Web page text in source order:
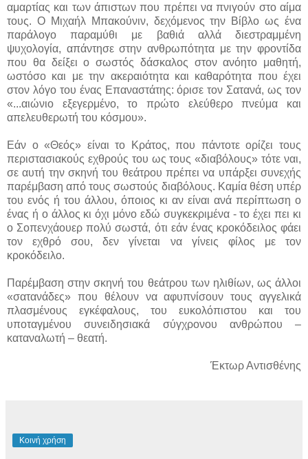
αμαρτίας και των άπιστων που πρέπει να πνιγούν στο αίμα
τους. Ο Μιχαήλ Μπακούνιν, δεχόμενος την Βίβλο ως ένα
παράλογο παραμύθι με βαθιά αλλά διεστραμμένη
ψυχολογία, απάντησε στην ανθρωπότητα με την φροντίδα
που θα δείξει ο σωστός δάσκαλος στον ανόητο μαθητή,
ωστόσο και με την ακεραιότητα και καθαρότητα που έχει
στον λόγο του ένας Επαναστάτης: όρισε τον Σατανά, ως τον
«...αιώνιο εξεγερμένο, το πρώτο ελεύθερο πνεύμα και
απελευθερωτή του κόσμου».
Εάν ο «Θεός» είναι το Κράτος, που πάντοτε ορίζει τους
περιστασιακούς εχθρούς του ως τους «διαβόλους» τότε ναι,
σε αυτή την σκηνή του θεάτρου πρέπει να υπάρξει συνεχής
παρέμβαση από τους σωστούς διαβόλους. Καμία θέση υπέρ
του ενός ή του άλλου, όποιος κι αν είναι ανά περίπτωση ο
ένας ή ο άλλος κι όχι μόνο εδώ συγκεκριμένα - το έχει πει κι
ο Σοπενχάουερ πολύ σωστά, ότι εάν ένας κροκόδειλος φάει
τον εχθρό σου, δεν γίνεται να γίνεις φίλος με τον
κροκόδειλο.
Παρέμβαση στην σκηνή του θεάτρου των ηλιθίων, ως άλλοι
«σατανάδες» που θέλουν να αφυπνίσουν τους αγγελικά
πλασμένους εγκέφαλους, του ευκολόπιστου και του
υποταγμένου συνειδησιακά σύγχρονου ανθρώπου –
καταναλωτή – θεατή.
Έκτωρ Αντισθένης
Κοινή χρήση